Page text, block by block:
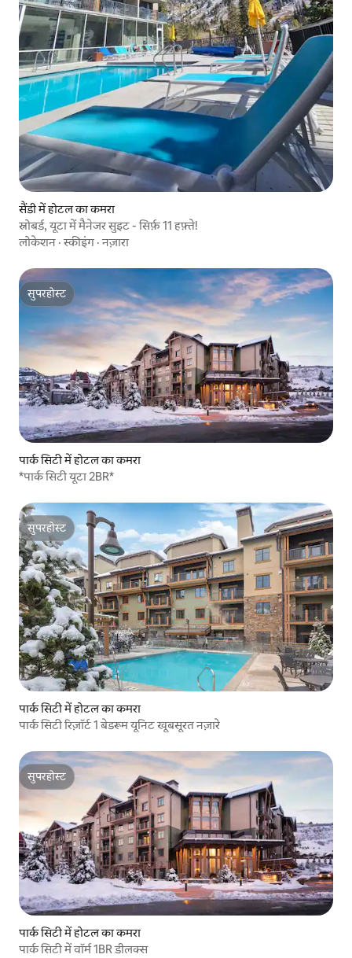
सैंडी में होटल का कमरा
स्नोबर्ड, यूटा में मैनेजर सुइट - सिर्फ़ 11 हफ़्ते!
लोकेशन ·स्कीइंग ·नज़ारा
सुपरहोस्ट
सुपरहोस्ट
पार्क सिटी में होटल का कमरा
*पार्क सिटी यूटा 2BR*
सुपरहोस्ट
सुपरहोस्ट
पार्क सिटी में होटल का कमरा
पार्क सिटी रिज़ॉर्ट 1 बेडरूम यूनिट खूबसूरत नज़ारे
सुपरहोस्ट
सुपरहोस्ट
पार्क सिटी में होटल का कमरा
पार्क सिटी में वॉर्म 1BR डीलक्स